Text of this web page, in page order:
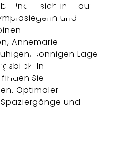
sich im Haus
und
Annemarie
sonnigen Lage
In
Sie
Optimaler
und